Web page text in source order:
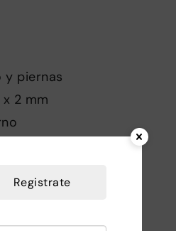
y piernas
2 mm
frenos
Registrate